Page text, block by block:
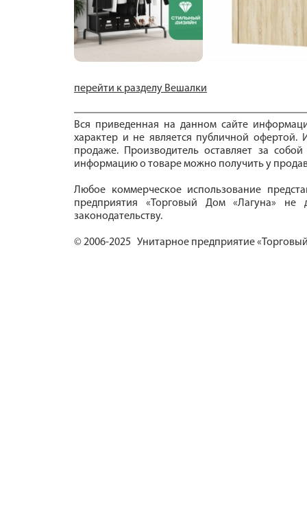
перейти к разделу Вешалки
Вся приведенная на данном сайте
характер и не является публичной офертой.
продаже. Производитель оставляет за
информацию о товаре можно получить у
Любое коммерческое использование
предприятия «Торговый Дом «Лагуна» не
законодательству.
© 2006-2025 Унитарное предприятие